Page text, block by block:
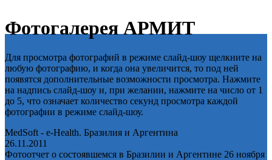
Фотогалерея АРМИТ
Для просмотра фотографий в режиме слайд-шоу щелкните на
любую фотографию, и когда она увеличится, то под ней
появятся дополнительные возможности просмотра. Нажмите
на надпись слайд-шоу и, при желании, нажмите на число от 1
до 5, что означает количество секунд просмотра каждой
фотографии в режиме слайд-шоу.
MedSoft - e-Health. Бразилия и Аргентина
26.11.2011
Фотоотчет о состоявшемся в Бразилии и Аргентине 26 ноября